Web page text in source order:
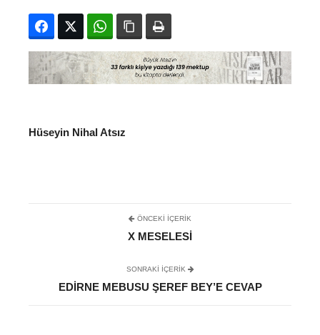
FacebookTwitter WhatsAppBağlanıyı kopyala
Hüseyin Nihal Atsız
ÖNCEKI İÇERIK
X MESELESI
SONRAKI IÇERIK
EDIRNE MEBUSU ŞEREF BEY’E CEVAP